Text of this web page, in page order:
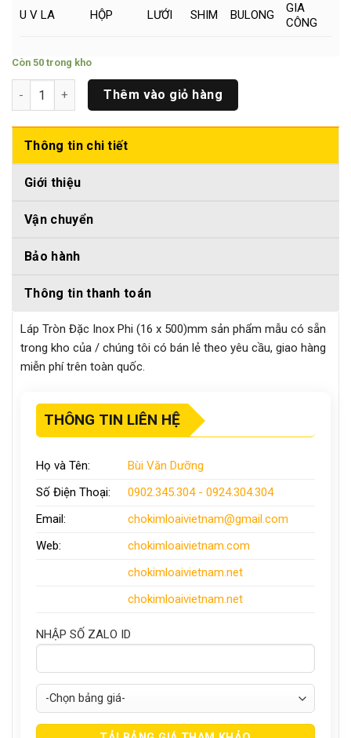
U V LA HỘP LƯỚI SHIM BULONG
GIA
CÔNG
Còn 50 trong kho
Láp Tròn Đặc Inox Phi (16 x 500)mm số lượng
Thêm vào giỏ hàng
Thông tin chi tiết
Giới thiệu
Vận chuyển
Bảo hành
Thông tin thanh toán
Láp Tròn Đặc Inox Phi (16 x 500)mm sản phẩm mẫu có sẵn
trong kho của / chúng tôi có bán lẻ theo yêu cầu, giao hàng
miễn phí trên toàn quốc.
THÔNG TIN LIÊN HỆ
Họ và Tên:
Bùi Văn Dưỡng
Số Điện Thoại:
0902.345.304 - 0924.304.304
Email:
chokimloaivietnam@gmail.com
Web:
chokimloaivietnam.com
chokimloaivietnam.net
chokimloaivietnam.net
NHẬP SỐ ZALO ID